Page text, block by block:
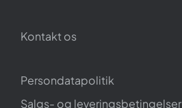
Kontakt os
Persondatapolitik
Salgs- og leveringsbetingelser